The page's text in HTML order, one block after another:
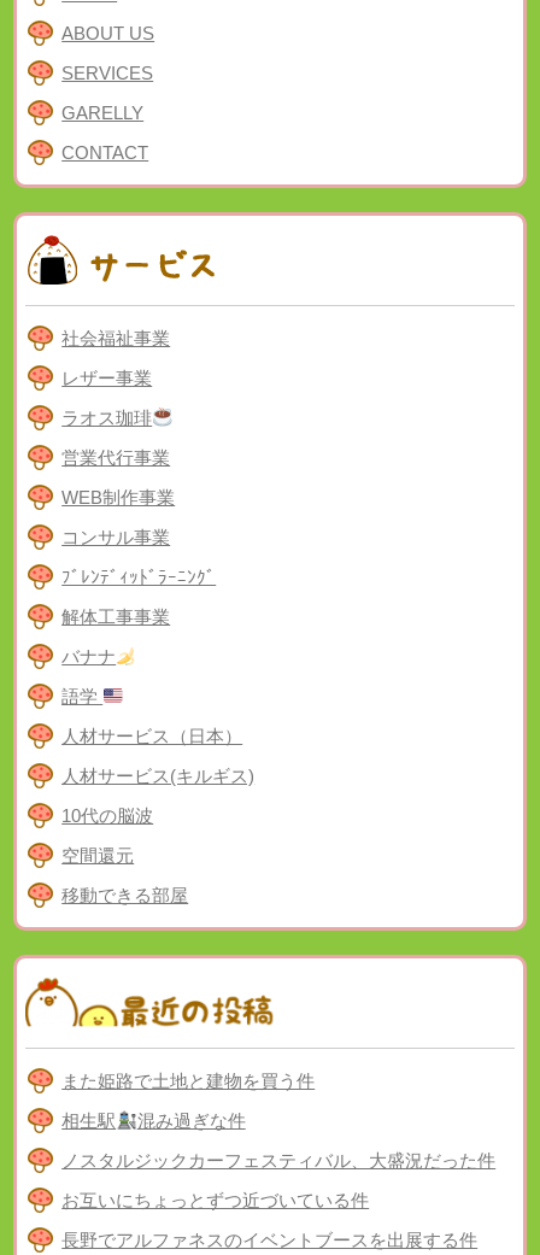
ABOUT US
SERVICES
GARELLY
CONTACT
社会福祉事業
レザー事業
ラオス珈琲
営業代行事業
WEB制作事業
コンサル事業
ﾌﾞﾚﾝﾃﾞｨｯﾄﾞﾗｰﾆﾝｸﾞ
解体工事事業
バナナ
語学
人材サービス（日本）
人材サービス(キルギス)
10代の脳波
空間還元
移動できる部屋
また姫路で土地と建物を買う件
相生駅
混み過ぎな件
ノスタルジックカーフェスティバル、大盛況だった件
お互いにちょっとずつ近づいている件
長野でアルファネスのイベントブースを出展する件